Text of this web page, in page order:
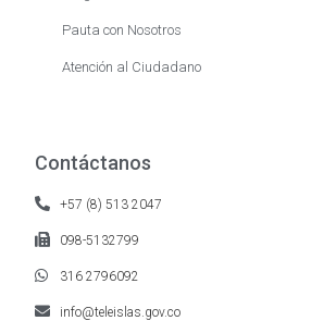
Pauta con Nosotros
Atención al Ciudadano
Contáctanos
+57 (8) 513 2047
098-5132799
316 2796092
info@teleislas.gov.co